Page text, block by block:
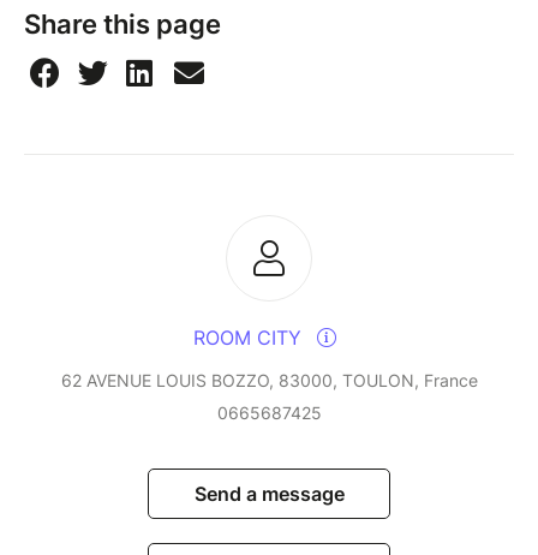
Share this page
ROOM CITY
62 AVENUE LOUIS BOZZO, 83000, TOULON, France
0665687425
Send a message